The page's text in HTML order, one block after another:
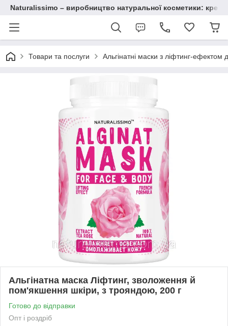
Naturalissimo – виробництво натуральної косметики:
Товари та послуги Альгінатні маски з ліфтинг-
Альгінатна маска Ліфтинг, зволоження й
пом'якшення шкіри, з трояндою, 200 г
Готово до відправки
Опт і роздріб